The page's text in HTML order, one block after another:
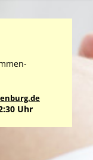
Uhr